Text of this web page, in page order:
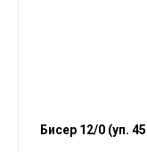
Бисер 12/0 (уп.